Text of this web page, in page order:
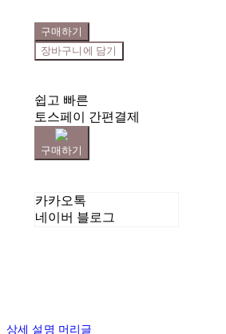
구매하기
장바구니에 담기
쉽고 빠른
토스페이 간편결제
구매하기
카카오톡
네이버 블로그
상세 설명 머리글